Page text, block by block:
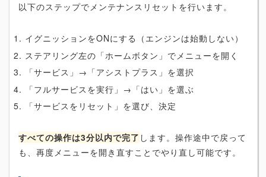
以下のステップでメンテナンスリセットを行います。
イグニッションをONにする（エンジンは始動しない）
ステアリング左の「ホームボタン」でメニューを開く
「サービス」→「アシストプラス」を選択
「フルサービスを実行」→「はい」を選ぶ
「サービスをリセット」を選び、決定
すべての操作は3分以内で完了 します。操作途中で戻って
も、再度メニューを開き直すことでやり直し可能です。